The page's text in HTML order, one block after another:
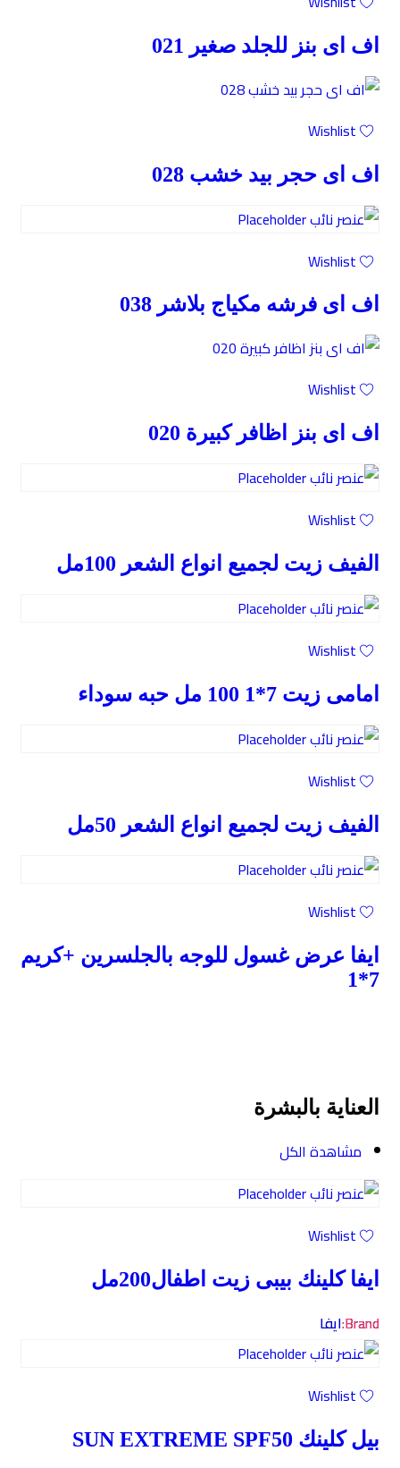
اف اى بنز للجلد صغير 021
Wishlist
اف اى حجر بيد خشب 028
Wishlist
اف اى فرشه مكياج بلاشر 038
Wishlist
اف اى بنز اظافر كبيرة 020
Wishlist
الفيف زيت لجميع انواع الشعر 100مل
Wishlist
امامى زيت 7*1 100 مل حبه سوداء
Wishlist
الفيف زيت لجميع انواع الشعر 50مل
Wishlist
ايفا عرض غسول للوجه بالجلسرين +كريم
7*1
العناية بالبشرة
مشاهدة الكل
Wishlist
ايفا كلينك بيبى زيت اطفال200مل
Brand: ايفا
Wishlist
بيل كلينك SUN EXTREME SPF50